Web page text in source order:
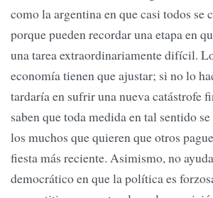
como la argentina en que casi todos se
porque pueden recordar una etapa en
una tarea extraordinariamente difícil.
economía tienen que ajustar; si no lo
tardaría en sufrir una nueva catástrofe
saben que toda medida en tal sentido
los muchos que quieren que otros
fiesta más reciente. Asimismo, no
democrático en que la política es